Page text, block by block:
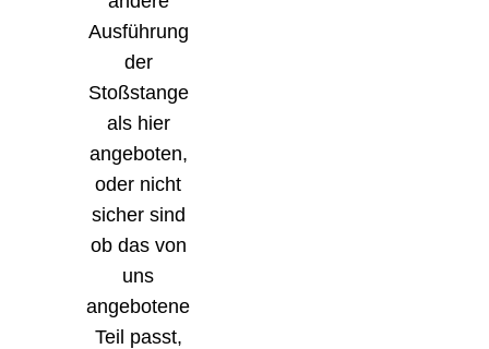
Ausführung
der
Stoßstange
als hier
angeboten,
oder nicht
sicher sind
ob das von
uns
angebotene
Teil passt,